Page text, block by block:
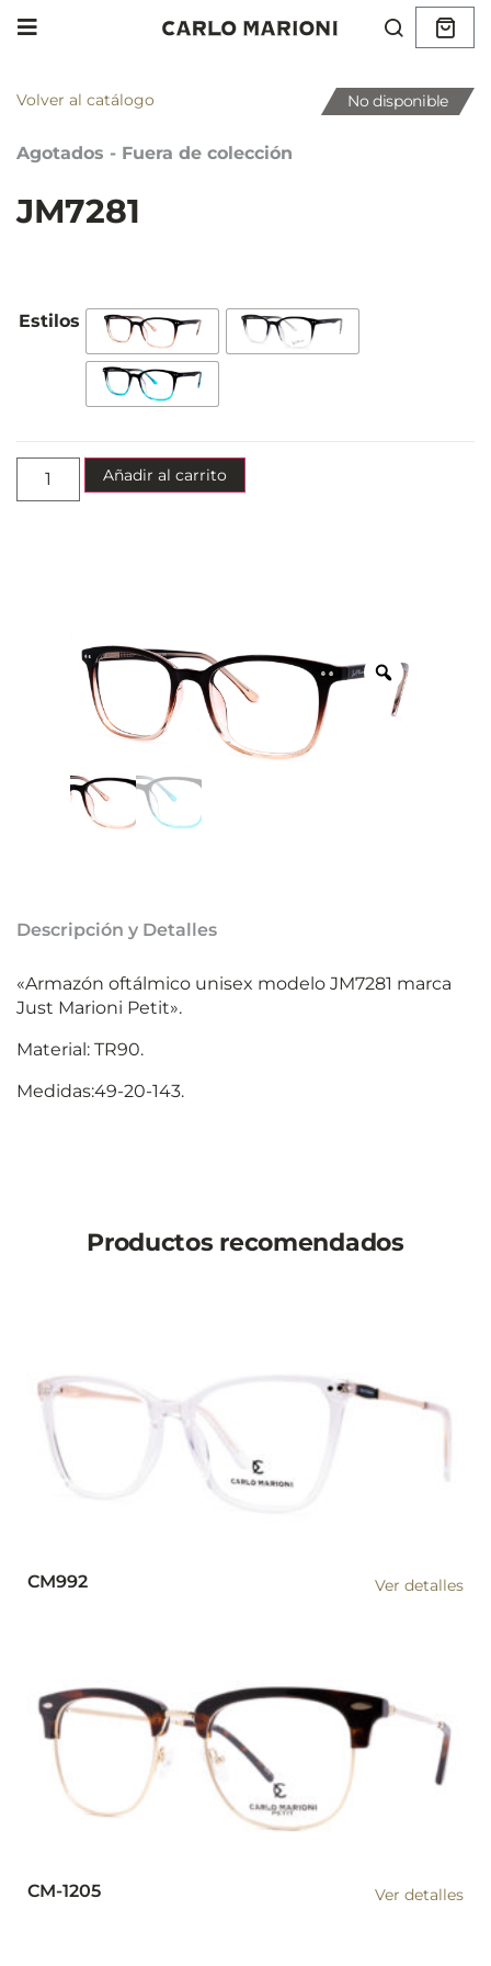
Descripción y Detalles
«Armazón oftálmico unisex modelo JM7281 marca
Just Marioni Petit».
Material: TR90.
Medidas:49-20-143.
Volver al catálogo
Agotados - Fuera de colección
JM7281
No disponible
Añadir al carrito
Productos recomendados
CM992 Ver detalles
CM-1205 Ver detalles